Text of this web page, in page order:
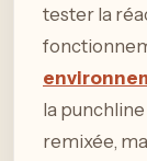
tester la
la punchline
remixée,